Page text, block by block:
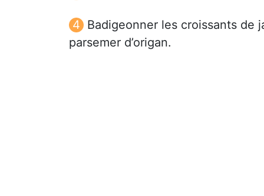
Badigeonner les croissants de
parsemer d’origan.